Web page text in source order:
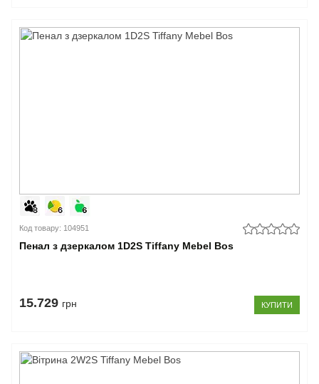
Код товару: 104951
Пенал з дзеркалом 1D2S Tiffany Mebel Bos
15.729 грн КУПИТИ